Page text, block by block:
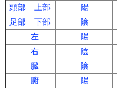
頭部 上部
陽
足部 下部
陰
左
陽
右
陰
臓
陰
腑
陽